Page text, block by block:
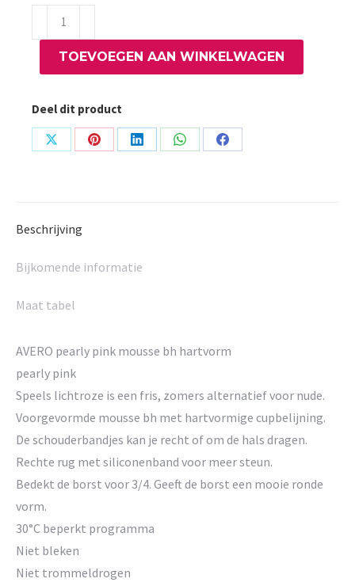
AVERO
pearly
bh
hartvorm
aantal
TOEVOEGEN AAN WINKELWAGEN
Deel dit product
Share
Share
Share
Share
Share
Beschrijving
Bijkomende informatie
Maat tabel
AVERO pearly pink mousse bh hartvorm
pearly pink
Speels lichtroze is een fris, zomers alternatief voor nude.
Voorgevormde mousse bh met hartvormige cupbelijning.
De schouderbandjes kan je recht of om de hals dragen.
Rechte rug met siliconenband voor meer steun.
Bedekt de borst voor 3/4. Geeft de borst een mooie ronde
vorm.
30°C beperkt programma
Niet bleken
Niet trommeldrogen